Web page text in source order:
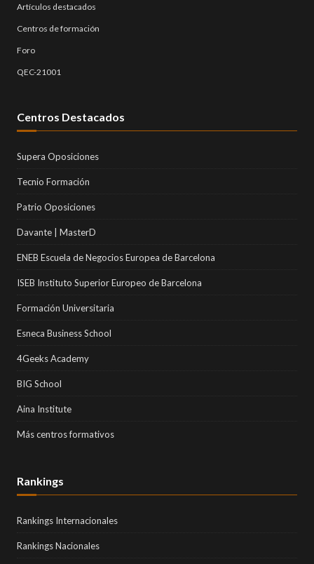
Artículos destacados
Centros de formación
Foro
QEC-21001
Centros Destacados
Supera Oposiciones
Tecnio Formación
Patrio Oposiciones
Davante | MasterD
ENEB Escuela de Negocios Europea de Barcelona
ISEB Instituto Superior Europeo de Barcelona
Formación Universitaria
Esneca Business School
4Geeks Academy
BIG School
Aina Institute
Más centros formativos
Rankings
Rankings Internacionales
Rankings Nacionales